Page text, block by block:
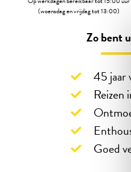
(woensdag en vrijdag tot 13:00)
Zo bent
45 jaar
Reizen
Goed